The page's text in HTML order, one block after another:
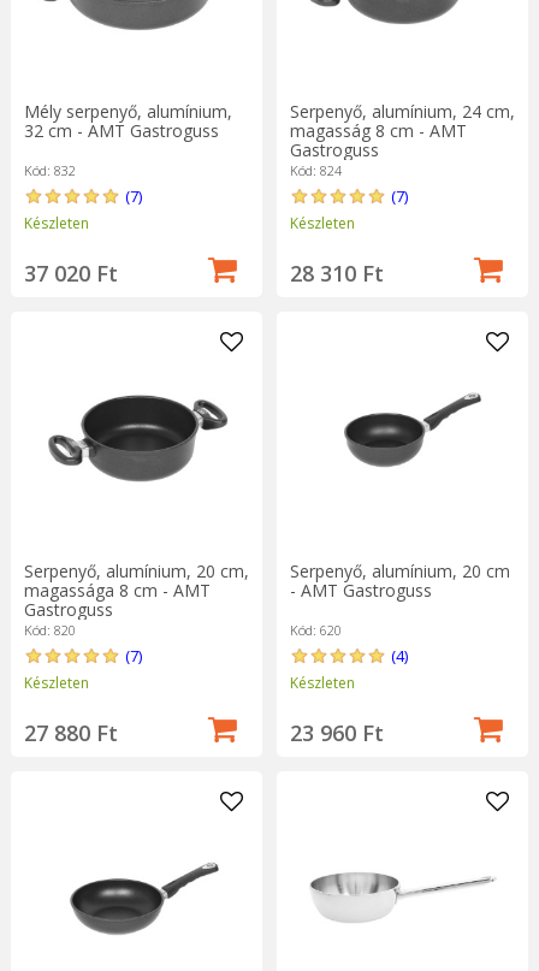
Mély serpenyő, alumínium,
32 cm - AMT Gastroguss
Kód: 832
(7)
Készleten
37 020 Ft
Serpenyő, alumínium, 24 cm,
magasság 8 cm - AMT
Gastroguss
Kód: 824
(7)
Készleten
28 310 Ft
Serpenyő, alumínium, 20 cm,
magassága 8 cm - AMT
Gastroguss
Kód: 820
(7)
Készleten
27 880 Ft
Serpenyő, alumínium, 20 cm
- AMT Gastroguss
Kód: 620
(4)
Készleten
23 960 Ft